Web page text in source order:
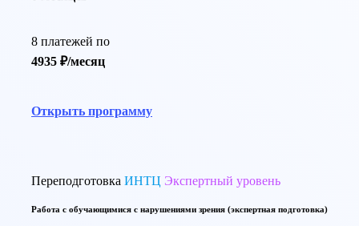
8 платежей по
4935 ₽/месяц
Открыть программу
Переподготовка ИНТЦ Экспертный уровень
Работа с обучающимися с нарушениями зрения (экспертная подготовка)